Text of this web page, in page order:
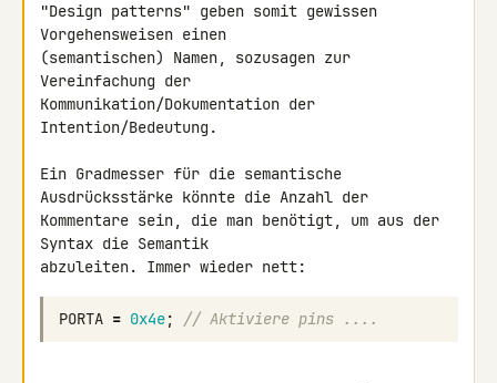
"Design patterns" geben somit gewissen
Vorgehensweisen einen
(semantischen) Namen, sozusagen zur
Vereinfachung der
Kommunikation/Dokumentation der
Intention/Bedeutung.
Ein Gradmesser für die semantische
Ausdrücksstärke könnte die Anzahl der
Kommentare sein, die man benötigt, um aus der
Syntax die Semantik
PORTA = 0x4e; // Aktiviere pins ....